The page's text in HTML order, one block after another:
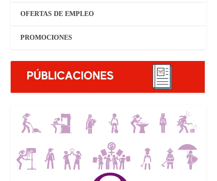
OFERTAS DE EMPLEO
PROMOCIONES